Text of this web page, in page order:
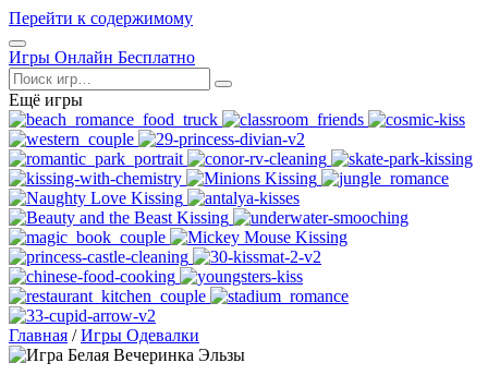
Перейти к содержимому
Открыть
меню
Игры Онлайн Бесплатно
Поиск
Ещё игры
Главная / Игры Одевалки